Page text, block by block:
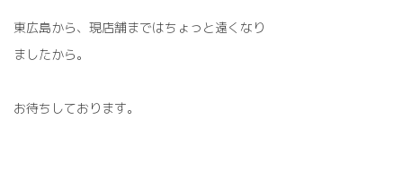
東広島から、現店舗まではちょっと遠くなり
ましたから。
お待ちしております。